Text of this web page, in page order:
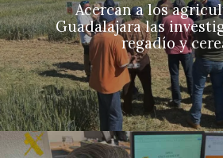
Acercan a los
Guadalajara las
regadío y